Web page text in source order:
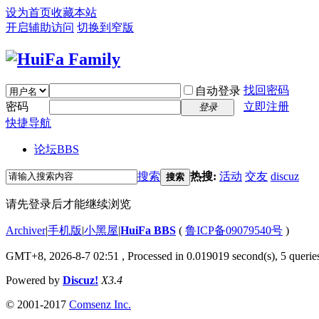
设为首页收藏本站
开启辅助访问 切换到窄版
自动登录 找回密码
密码
登录
立即注册
快捷导航
论坛BBS
搜索 搜索 热搜: 活动 交友 discuz
请先登录后才能继续浏览
Archiver|手机版|小黑屋|HuiFa BBS ( 鲁ICP备09079540号 )
GMT+8, 2026-8-7 02:51 , Processed in 0.019019 second(s), 5
Powered by Discuz! X3.4
© 2001-2017 Comsenz Inc.